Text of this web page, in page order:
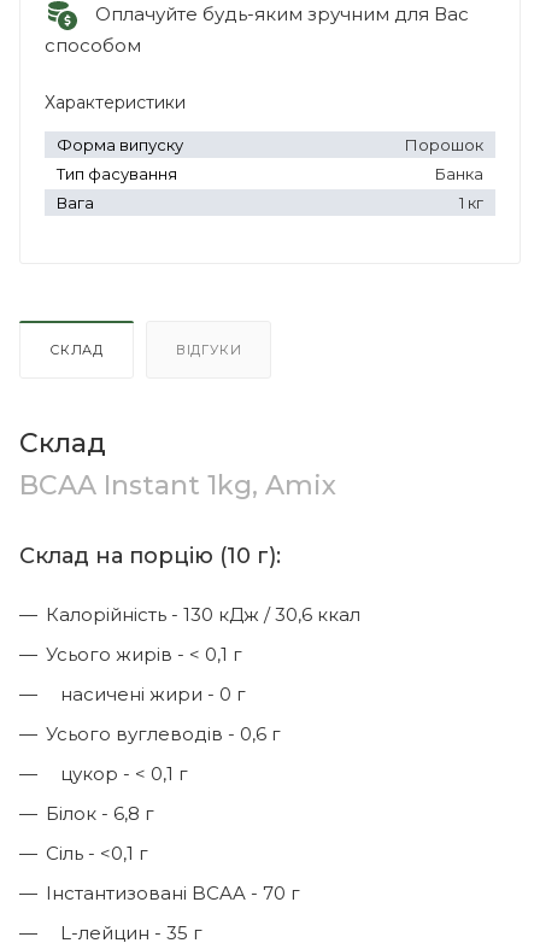
Оплачуйте будь-яким зручним для Вас
способом
Характеристики
Форма випуску
Порошок
Тип фасування
Банка
Вага
1 кг
СКЛАД ВІДГУКИ
Склад
BCAA Instant 1kg, Amix
Склад на порцію (10 г):
Калорійність - 130 кДж / 30,6 ккал
Усього жирів - < 0,1 г
насичені жири - 0 г
Усього вуглеводів - 0,6 г
цукор - < 0,1 г
Білок - 6,8 г
Сіль - <0,1 г
Інстантизовані BCAA - 70 г
L-лейцин - 35 г